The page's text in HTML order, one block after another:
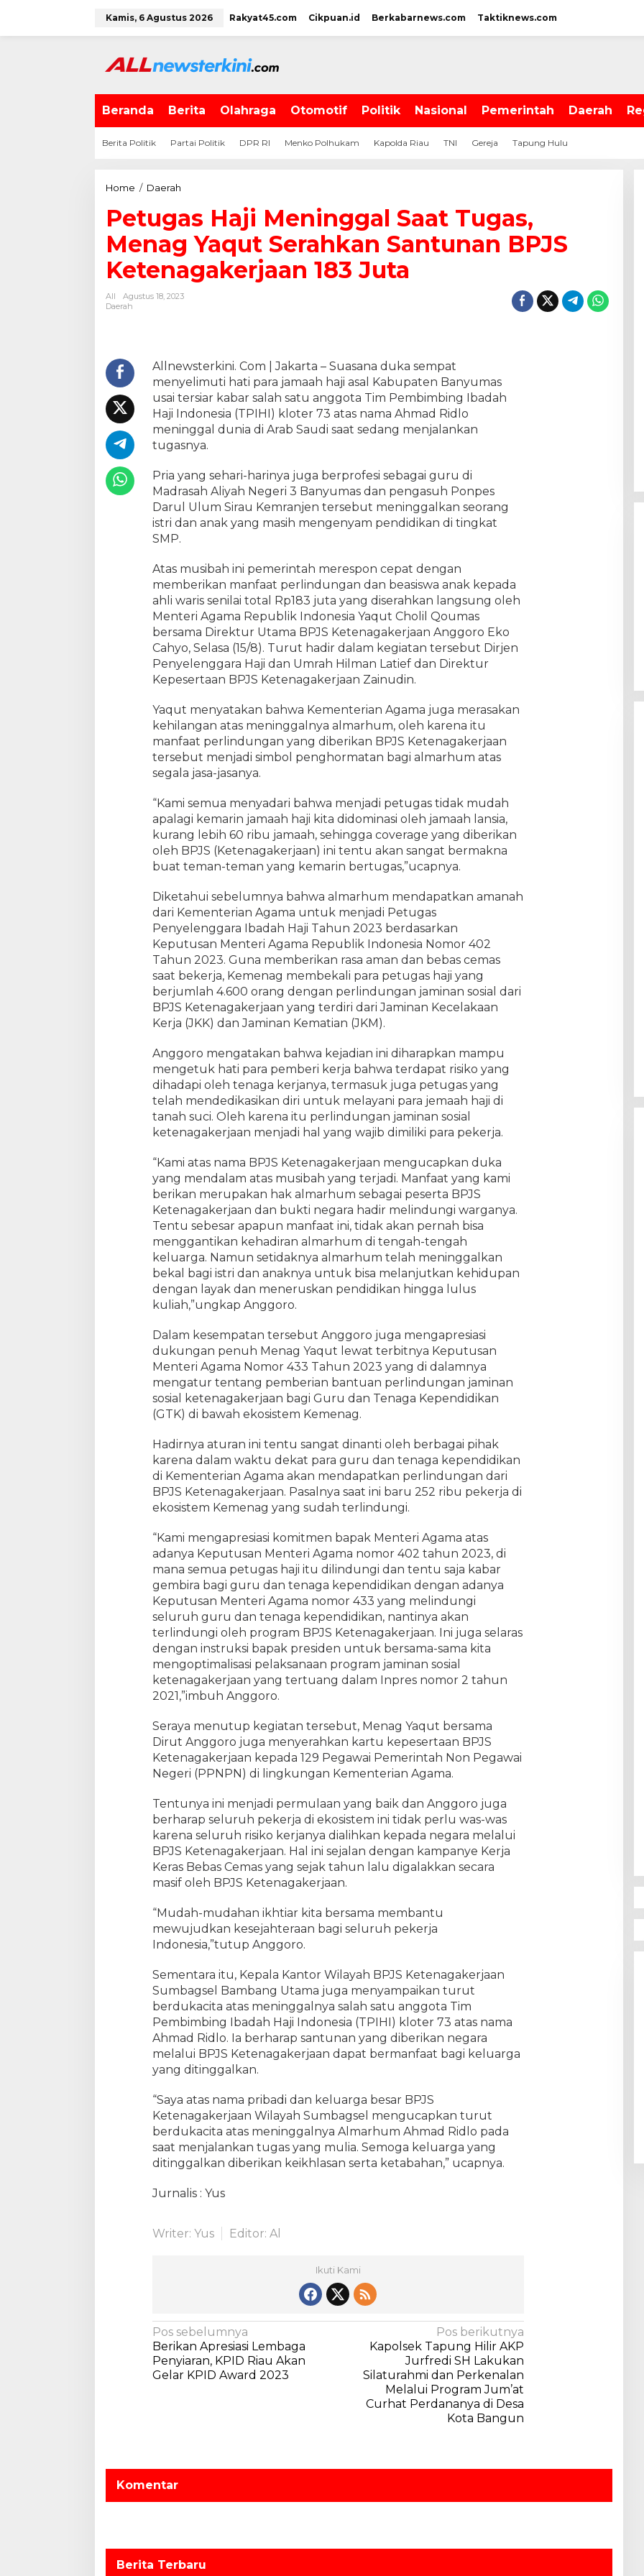
w
Kamis, 6 Agustus 2026 Rakyat45.com Cikpuan.id Berkabarnews.com Taktiknews.com
Beranda Berita Olahraga Otomotif Politik Nasional Pemerintah Daerah
Berita Politik Partai Politik DPR RI Menko Polhukam Kapolda Riau TNI Gereja Tapung Hulu
Home / Daerah
t
g
a
s
a
i
n
g
g
a
S
a
a
t
a
s
,
M
e
n
a
g
a
u
t
S
e
a
h
k
a
n
a
n
u
n
a
n
B
P
K
e
t
n
a
g
k
e
r
j
a
a
n
1
8
3
J
t
a
Petugas Haji Meninggal Saat Tugas,
Menag Yaqut Serahkan Santunan BPJS
Ketenagakerjaan 183 Juta
All
Agustus 18, 2023
Daerah
Allnewsterkini. Com | Jakarta – Suasana duka sempat
menyelimuti hati para jamaah haji asal Kabupaten Banyumas
usai tersiar kabar salah satu anggota Tim Pembimbing Ibadah
Haji Indonesia (TPIHI) kloter 73 atas nama Ahmad Ridlo
meninggal dunia di Arab Saudi saat sedang menjalankan
tugasnya.
Pria yang sehari-harinya juga berprofesi sebagai guru di
Madrasah Aliyah Negeri 3 Banyumas dan pengasuh Ponpes
Darul Ulum Sirau Kemranjen tersebut meninggalkan seorang
istri dan anak yang masih mengenyam pendidikan di tingkat
SMP.
Atas musibah ini pemerintah merespon cepat dengan
memberikan manfaat perlindungan dan beasiswa anak kepada
ahli waris senilai total Rp183 juta yang diserahkan langsung oleh
Menteri Agama Republik Indonesia Yaqut Cholil Qoumas
bersama Direktur Utama BPJS Ketenagakerjaan Anggoro Eko
Cahyo, Selasa (15/8). Turut hadir dalam kegiatan tersebut Dirjen
Penyelenggara Haji dan Umrah Hilman Latief dan Direktur
Kepesertaan BPJS Ketenagakerjaan Zainudin.
Yaqut menyatakan bahwa Kementerian Agama juga merasakan
kehilangan atas meninggalnya almarhum, oleh karena itu
manfaat perlindungan yang diberikan BPJS Ketenagakerjaan
tersebut menjadi simbol penghormatan bagi almarhum atas
segala jasa-jasanya.
“Kami semua menyadari bahwa menjadi petugas tidak mudah
apalagi kemarin jamaah haji kita didominasi oleh jamaah lansia,
kurang lebih 60 ribu jamaah, sehingga coverage yang diberikan
oleh BPJS (Ketenagakerjaan) ini tentu akan sangat bermakna
buat teman-teman yang kemarin bertugas,”ucapnya.
Diketahui sebelumnya bahwa almarhum mendapatkan amanah
dari Kementerian Agama untuk menjadi Petugas
Penyelenggara Ibadah Haji Tahun 2023 berdasarkan
Keputusan Menteri Agama Republik Indonesia Nomor 402
Tahun 2023. Guna memberikan rasa aman dan bebas cemas
saat bekerja, Kemenag membekali para petugas haji yang
berjumlah 4.600 orang dengan perlindungan jaminan sosial dari
BPJS Ketenagakerjaan yang terdiri dari Jaminan Kecelakaan
Kerja (JKK) dan Jaminan Kematian (JKM).
Anggoro mengatakan bahwa kejadian ini diharapkan mampu
mengetuk hati para pemberi kerja bahwa terdapat risiko yang
dihadapi oleh tenaga kerjanya, termasuk juga petugas yang
telah mendedikasikan diri untuk melayani para jemaah haji di
tanah suci. Oleh karena itu perlindungan jaminan sosial
ketenagakerjaan menjadi hal yang wajib dimiliki para pekerja.
“Kami atas nama BPJS Ketenagakerjaan mengucapkan duka
yang mendalam atas musibah yang terjadi. Manfaat yang kami
berikan merupakan hak almarhum sebagai peserta BPJS
Ketenagakerjaan dan bukti negara hadir melindungi warganya.
Tentu sebesar apapun manfaat ini, tidak akan pernah bisa
menggantikan kehadiran almarhum di tengah-tengah
keluarga. Namun setidaknya almarhum telah meninggalkan
bekal bagi istri dan anaknya untuk bisa melanjutkan kehidupan
dengan layak dan meneruskan pendidikan hingga lulus
kuliah,”ungkap Anggoro.
Dalam kesempatan tersebut Anggoro juga mengapresiasi
dukungan penuh Menag Yaqut lewat terbitnya Keputusan
Menteri Agama Nomor 433 Tahun 2023 yang di dalamnya
mengatur tentang pemberian bantuan perlindungan jaminan
sosial ketenagakerjaan bagi Guru dan Tenaga Kependidikan
(GTK) di bawah ekosistem Kemenag.
Hadirnya aturan ini tentu sangat dinanti oleh berbagai pihak
karena dalam waktu dekat para guru dan tenaga kependidikan
di Kementerian Agama akan mendapatkan perlindungan dari
BPJS Ketenagakerjaan. Pasalnya saat ini baru 252 ribu pekerja di
ekosistem Kemenag yang sudah terlindungi.
“Kami mengapresiasi komitmen bapak Menteri Agama atas
adanya Keputusan Menteri Agama nomor 402 tahun 2023, di
mana semua petugas haji itu dilindungi dan tentu saja kabar
gembira bagi guru dan tenaga kependidikan dengan adanya
Keputusan Menteri Agama nomor 433 yang melindungi
seluruh guru dan tenaga kependidikan, nantinya akan
terlindungi oleh program BPJS Ketenagakerjaan. Ini juga selaras
dengan instruksi bapak presiden untuk bersama-sama kita
mengoptimalisasi pelaksanaan program jaminan sosial
ketenagakerjaan yang tertuang dalam Inpres nomor 2 tahun
2021,”imbuh Anggoro.
Seraya menutup kegiatan tersebut, Menag Yaqut bersama
Dirut Anggoro juga menyerahkan kartu kepesertaan BPJS
Ketenagakerjaan kepada 129 Pegawai Pemerintah Non Pegawai
Negeri (PPNPN) di lingkungan Kementerian Agama.
Tentunya ini menjadi permulaan yang baik dan Anggoro juga
berharap seluruh pekerja di ekosistem ini tidak perlu was-was
karena seluruh risiko kerjanya dialihkan kepada negara melalui
BPJS Ketenagakerjaan. Hal ini sejalan dengan kampanye Kerja
Keras Bebas Cemas yang sejak tahun lalu digalakkan secara
masif oleh BPJS Ketenagakerjaan.
“Mudah-mudahan ikhtiar kita bersama membantu
mewujudkan kesejahteraan bagi seluruh pekerja
Indonesia,”tutup Anggoro.
Sementara itu, Kepala Kantor Wilayah BPJS Ketenagakerjaan
Sumbagsel Bambang Utama juga menyampaikan turut
berdukacita atas meninggalnya salah satu anggota Tim
Pembimbing Ibadah Haji Indonesia (TPIHI) kloter 73 atas nama
Ahmad Ridlo. Ia berharap santunan yang diberikan negara
melalui BPJS Ketenagakerjaan dapat bermanfaat bagi keluarga
yang ditinggalkan.
“Saya atas nama pribadi dan keluarga besar BPJS
Ketenagakerjaan Wilayah Sumbagsel mengucapkan turut
berdukacita atas meninggalnya Almarhum Ahmad Ridlo pada
saat menjalankan tugas yang mulia. Semoga keluarga yang
ditinggalkan diberikan keikhlasan serta ketabahan,” ucapnya.
Jurnalis : Yus
Writer: Yus Editor: Al
Ikuti Kami
N
a
v
i
p
Pos sebelumnya
Berikan Apresiasi Lembaga
Penyiaran, KPID Riau Akan
Gelar KPID Award 2023
Pos berikutnya
Kapolsek Tapung Hilir AKP
Jurfredi SH Lakukan
Silaturahmi dan Perkenalan
Melalui Program Jum’at
Curhat Perdananya di Desa
Kota Bangun
Komentar
Berita Terbaru